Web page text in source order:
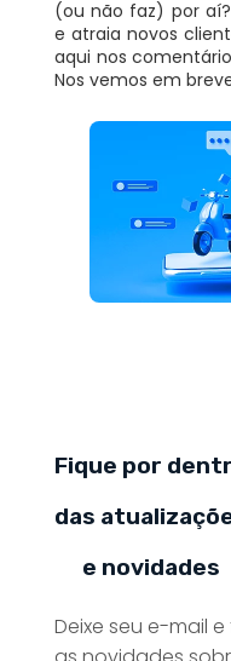
(ou não faz) por
e atraia novos
aqui nos
Nos vemos em
Fique por
das
e novidades
Deixe seu e-mail